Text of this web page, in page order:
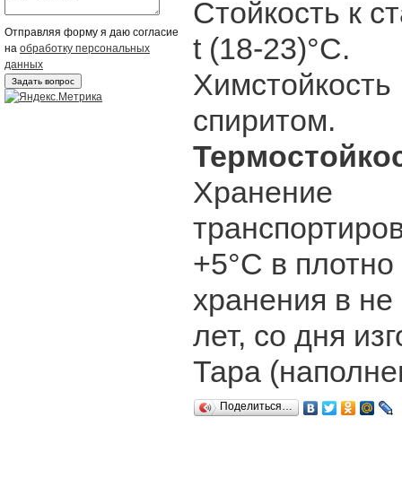
Отправляя форму я даю согласие
на обработку персональных
данных
Стойкость к
t (18-23)°C.
спиритом.
Хранение
+5°С в
хранения в не
лет, со дня
Тара
Поделиться…